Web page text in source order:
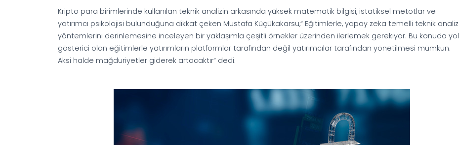
Kripto para birimlerinde kullanılan teknik analizin arkasında yüksek matematik bilgisi, istatiksel metotlar ve
yatırımcı psikolojisi bulunduğuna dikkat çeken Mustafa Küçükakarsu,“ Eğitimlerle, yapay zeka temelli teknik analiz
yöntemlerini derinlemesine inceleyen bir yaklaşımla çeşitli örnekler üzerinden ilerlemek gerekiyor. Bu konuda yol
gösterici olan eğitimlerle yatırımların platformlar tarafından değil yatırımcılar tarafından yönetilmesi mümkün.
Aksi halde mağduriyetler giderek artacaktır” dedi.